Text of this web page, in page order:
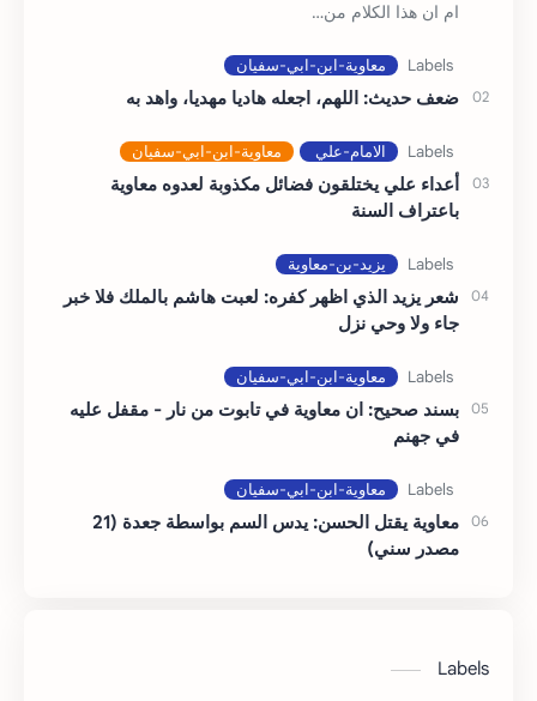
ام ان هذا الكلام من…
ضعف حديث: اللهم، اجعله هاديا مهديا، واهد به
أعداء علي يختلقون فضائل مكذوبة لعدوه معاوية
باعتراف السنة
شعر يزيد الذي اظهر كفره: لعبت هاشم بالملك فلا خبر
جاء ولا وحي نزل
بسند صحيح: ان معاوية في تابوت من نار - مقفل عليه
في جهنم
معاوية يقتل الحسن: يدس السم بواسطة جعدة (21
مصدر سني)
Labels